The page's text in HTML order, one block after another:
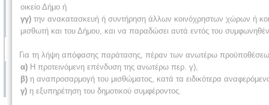
οικείο Δήμο ή
γγ) την ανακατασκευή ή συντήρηση άλλων κοινόχρηστων χώρων ή
μισθωτή και του Δήμου, και να παραδώσει αυτά εντός του
Για τη λήψη απόφασης παράτασης, πέραν των ανωτέρω
α) Η προτεινόμενη επένδυση της ανωτέρω περ. γ),
β) η αναπροσαρμογή του μισθώματος, κατά τα ειδικότερα
γ) η εξυπηρέτηση του δημοτικού συμφέροντος.